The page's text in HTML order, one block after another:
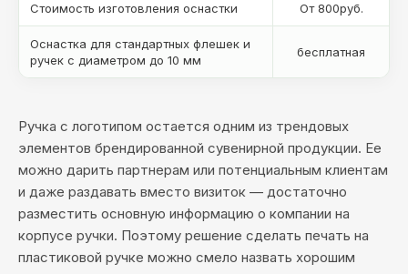
Стоимость изготовления оснастки От 800руб.
Оснастка для стандартных флешек и
ручек с диаметром до 10 мм
бесплатная
Ручка с логотипом остается одним из трендовых
элементов брендированной сувенирной продукции. Ее
можно дарить партнерам или потенциальным клиентам
и даже раздавать вместо визиток — достаточно
разместить основную информацию о компании на
корпусе ручки. Поэтому решение сделать печать на
пластиковой ручке можно смело назвать хорошим